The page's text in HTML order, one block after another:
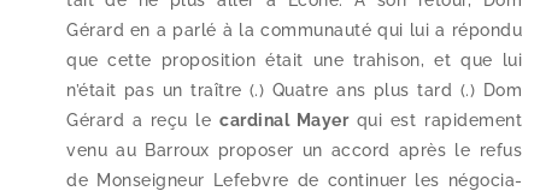
Gérard en a par­lé à la com­mu­nau­té qui lui a répon­du
que cette pro­po­si­tion était une tra­hi­son, et que lui
n’é­tait pas un traître (.) Quatre ans plus tard (.) Dom
Gérard a reçu le car­di­nal Mayerqui est rapi­de­ment
venu au Barroux pro­po­ser un accord après le refus
de Monseigneur Lefebvre de conti­nuer les négo­cia­